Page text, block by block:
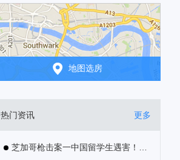
地图选房
热门资讯 更多
芝加哥枪击案一中国留学生遇害！在美生活大都市及社区的安全指数需注意..